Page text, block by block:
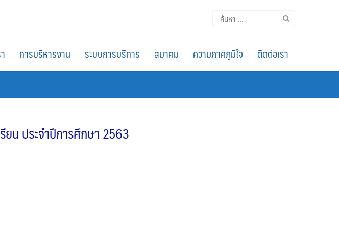
ค้นหา
สำหรับ:
การบริหารงาน ระบบการบริการ สมาคม ความภาคภูมิใจ ติดต่อเรา
ยน ประจำปีการศึกษา 2563